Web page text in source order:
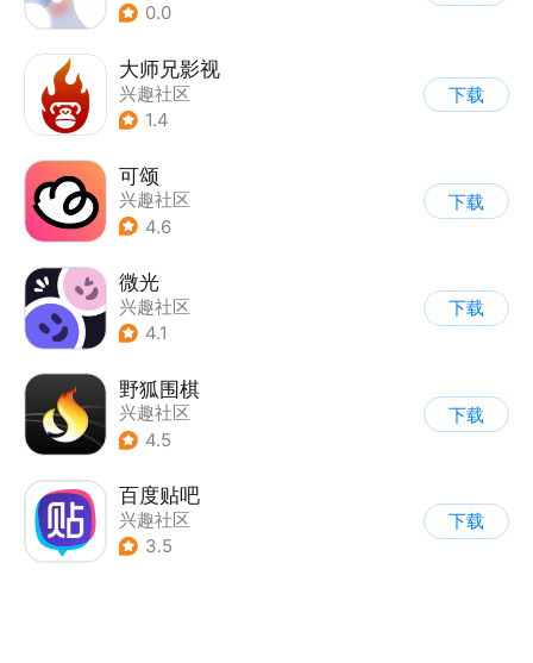
0.0
大师兄影视
兴趣社区
1.4
下载
可颂
兴趣社区
4.6
下载
微光
兴趣社区
4.1
下载
野狐围棋
兴趣社区
4.5
下载
百度贴吧
兴趣社区
3.5
下载